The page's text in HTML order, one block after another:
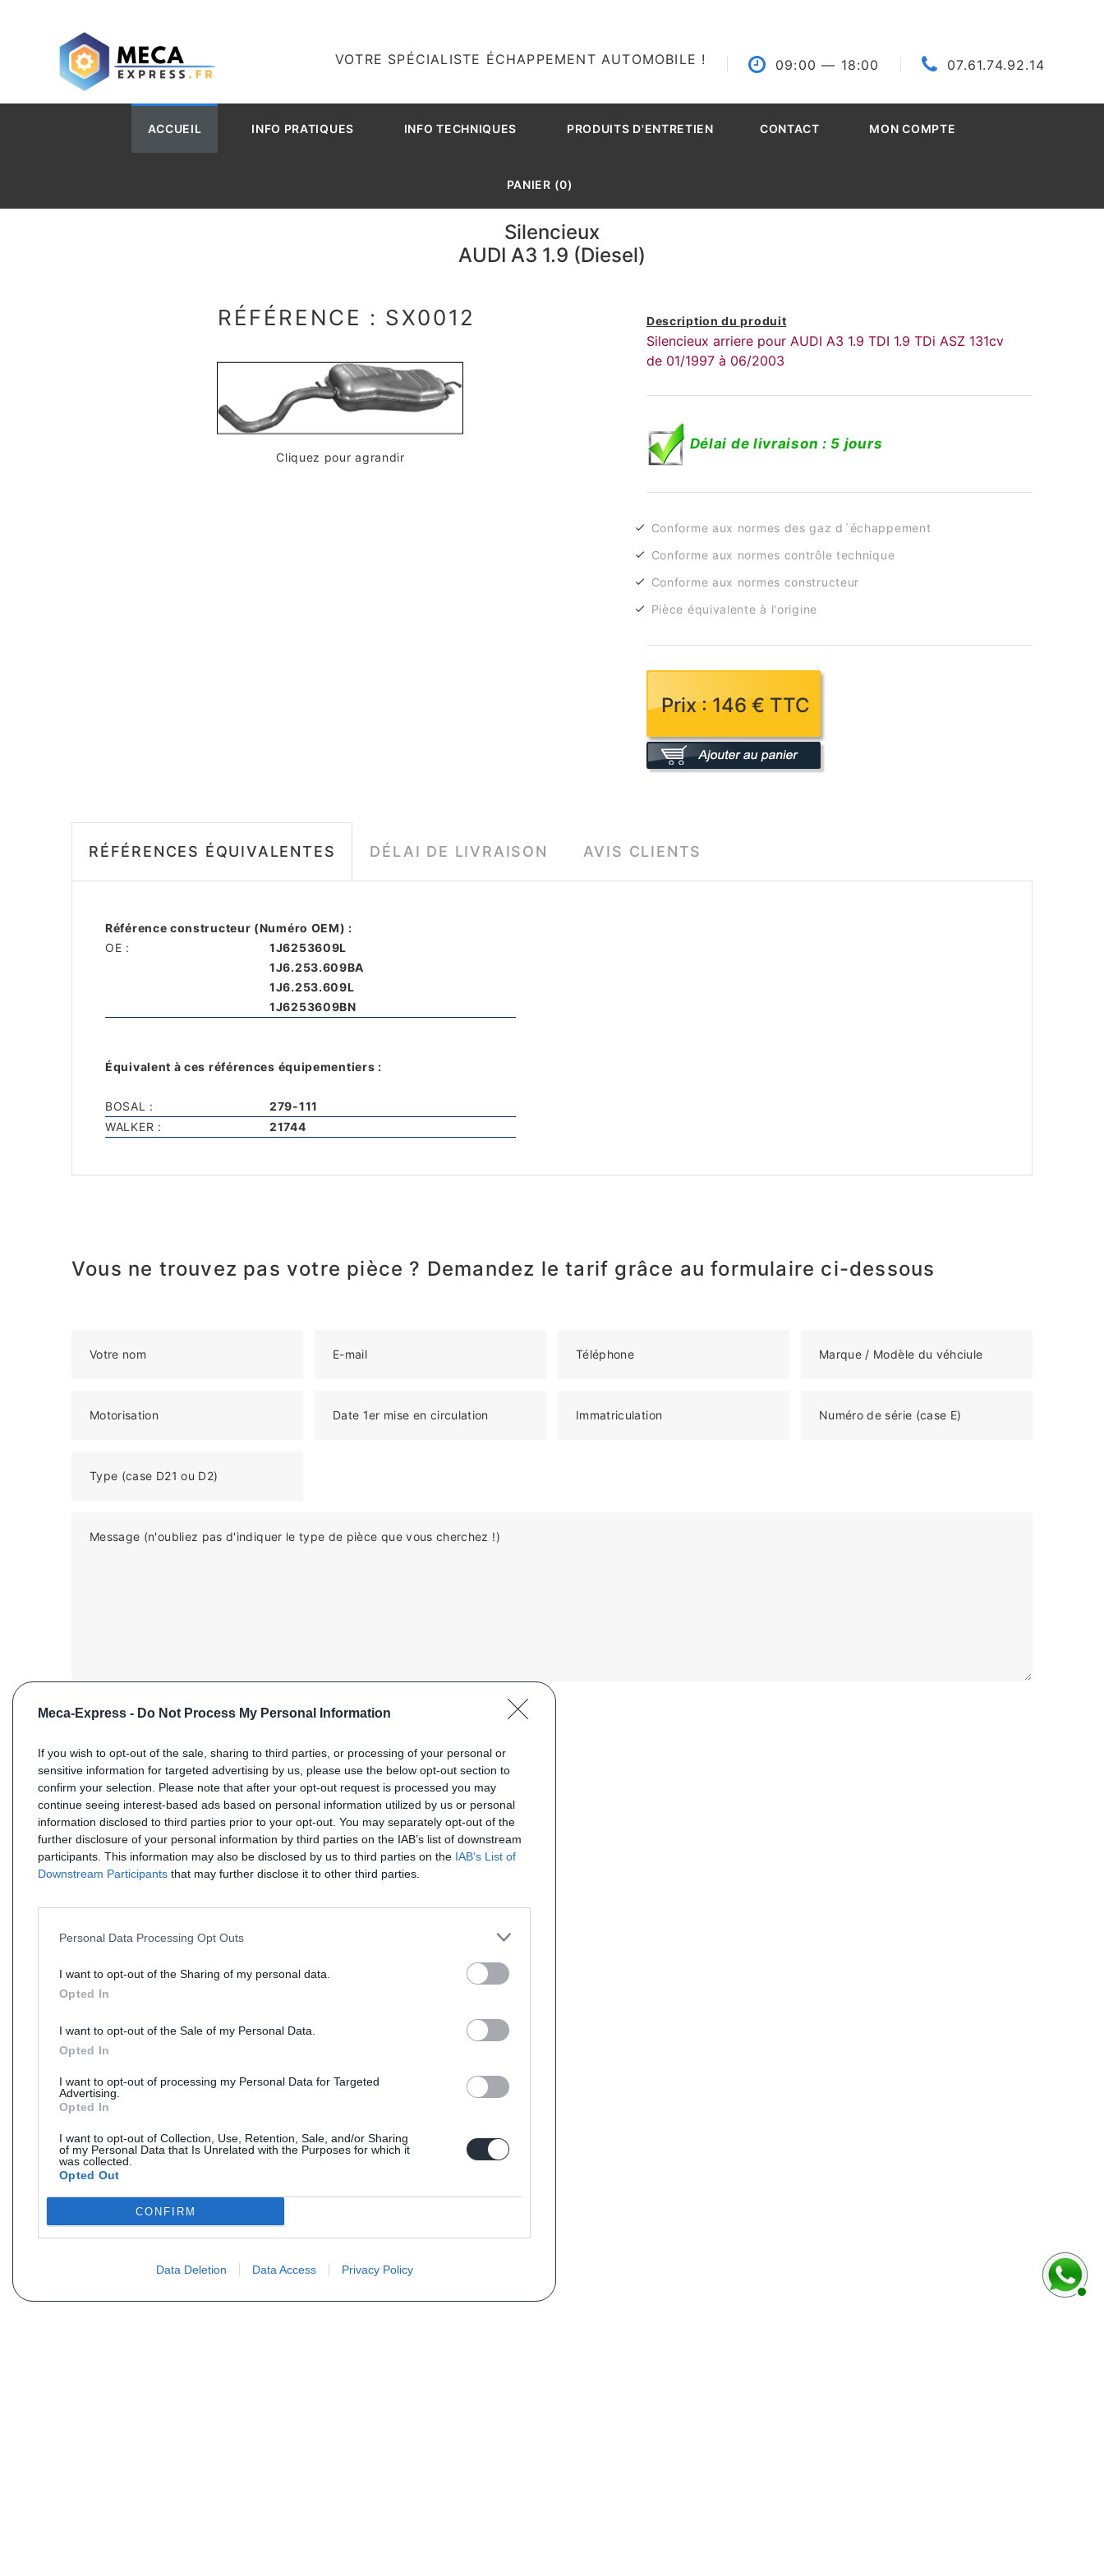
Meca-Express - Do Not Process My Personal Information
If you wish to opt-out of the sale, sharing to third parties, or processing of your personal or
sensitive information for targeted advertising by us, please use the below opt-out section to
confirm your selection. Please note that after your opt-out request is processed you may
continue seeing interest-based ads based on personal information utilized by us or personal
information disclosed to third parties prior to your opt-out. You may separately opt-out of the
further disclosure of your personal information by third parties on the IAB’s list of downstream
participants. This information may also be disclosed by us to third parties on the IAB’s List of
Downstream Participants that may further disclose it to other third parties.
Personal Data Processing Opt Outs
I want to opt-out of the Sharing of my personal data.
Opted In
I want to opt-out of the Sale of my Personal Data.
Opted In
I want to opt-out of processing my Personal Data for Targeted
Advertising.
Opted In
I want to opt-out of Collection, Use, Retention, Sale, and/or Sharing
of my Personal Data that Is Unrelated with the Purposes for which it
was collected.
Opted Out
CONFIRM
Data Deletion Data Access Privacy Policy
VOTRE SPÉCIALISTE ÉCHAPPEMENT AUTOMOBILE ! 09:00 — 18:00 07.61.74.92.14
ACCUEIL INFO PRATIQUES INFO TECHNIQUES PRODUITS D'ENTRETIEN CONTACT MON COMPTE
PANIER (0)
Silencieux
AUDI A3 1.9 (Diesel)
RÉFÉRENCE : SX0012
Cliquez pour agrandir
Description du produit
Silencieux arriere pour AUDI A3 1.9 TDI 1.9 TDi ASZ 131cv
de 01/1997 à 06/2003
Délai de livraison : 5 jours
Conforme aux normes des gaz d´échappement
Conforme aux normes contrôle technique
Conforme aux normes constructeur
Pièce équivalente à l'origine
Prix : 146 € TTC
RÉFÉRENCES ÉQUIVALENTES DÉLAI DE LIVRAISON AVIS CLIENTS
Référence constructeur (Numéro OEM) :
OE :
1J6253609L
1J6.253.609BA
1J6.253.609L
1J6253609BN
Équivalent à ces références équipementiers :
BOSAL :
279-111
WALKER :
21744
Vous ne trouvez pas votre pièce ? Demandez le tarif grâce au formulaire ci-dessous
Votre nom E-mail Téléphone Marque / Modèle du véhciule
Motorisation Date 1er mise en circulation Immatriculation Numéro de série (case E)
Type (case D21 ou D2)
Message (n'oubliez pas d'indiquer le type de pièce que vous cherchez !)
ENVOYER VOTRE DEMANDE